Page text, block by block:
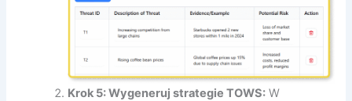
Krok 5: Wygeneruj strategie TOWS: W